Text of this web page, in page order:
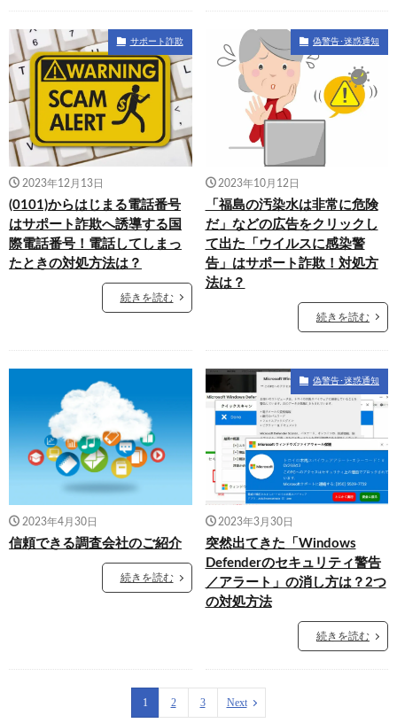
サポート詐欺
2023年12月13日
(0101)からはじまる電話番号
はサポート詐欺へ誘導する国
際電話番号！電話してしまっ
たときの対処方法は？
続きを読む
偽警告･迷惑通知
2023年10月12日
「福島の汚染水は非常に危険
だ」などの広告をクリックし
て出た「ウイルスに感染警
告」はサポート詐欺！対処方
法は？
続きを読む
2023年4月30日
信頼できる調査会社のご紹介
続きを読む
偽警告･迷惑通知
2023年3月30日
突然出てきた「Windows
Defenderのセキュリティ警告
／アラート」の消し方は？2つ
の対処方法
続きを読む
1 2 3 Next